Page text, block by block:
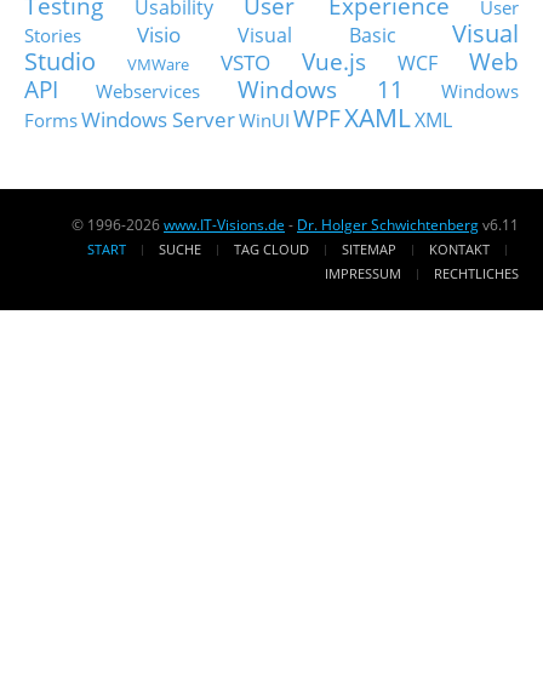
Usability
User
Stories
Visio Visual Basic
Visual
Studio
VMWare VSTO Vue.js WCF
Web
API
Webservices Windows 11
Windows
FormsWindows ServerWinUI WPFXAMLXML
© 1996-2026www.IT-Visions.de - Dr. Holger Schwichtenbergv6.11
START SUCHE TAG CLOUD SITEMAP
KONTAKT
IMPRESSUM
RECHTLICHES